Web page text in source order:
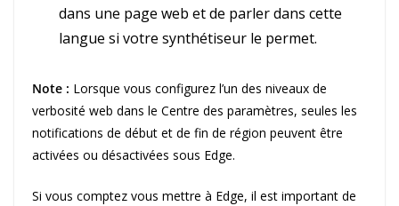
dans une page web et de parler dans cette
langue si votre synthétiseur le permet.
Note : Lorsque vous configurez l’un des niveaux de
verbosité web dans le Centre des paramètres, seules les
notifications de début et de fin de région peuvent être
activées ou désactivées sous Edge.
Si vous comptez vous mettre à Edge, il est important de